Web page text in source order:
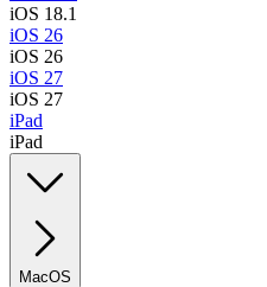
iOS 18.1
iOS 26
iOS 26
iOS 27
iOS 27
iPad
iPad
MacOS